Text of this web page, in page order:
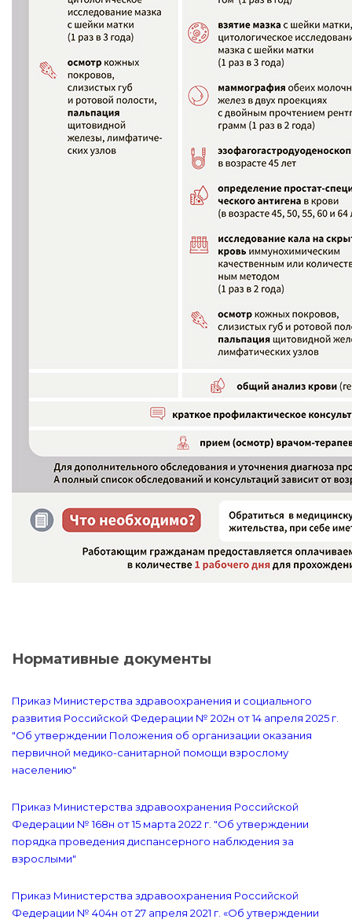
Нормативные документы
Приказ Министерства здравоохранения и социального
развития Российской Федерации № 202н от 14 апреля 2025 г.
"Об утверждении Положения об организации оказания
первичной медико-санитарной помощи взрослому
населению"
Приказ Министерства здравоохранения Российской
Федерации № 168н от 15 марта 2022 г. "Об утверждении
порядка проведения диспансерного наблюдения за
взрослыми"
Приказ Министерства здравоохранения Российской
Федерации № 404н от 27 апреля 2021 г. «Об утверждении